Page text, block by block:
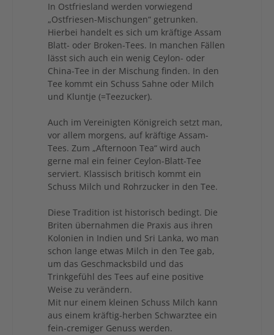
In Ostfriesland werden vorwiegend
„Ostfriesen-Mischungen“ getrunken.
Hierbei handelt es sich um kräftige Assam
Blatt- oder Broken-Tees. In manchen Fällen
lässt sich auch ein wenig Ceylon- oder
China-Tee in der Mischung finden. In den
Tee kommt ein Schuss Sahne oder Milch
und Kluntje (=Teezucker).
Auch im Vereinigten Königreich setzt man,
vor allem morgens, auf kräftige Assam-
Tees. Zum „Afternoon Tea“ wird auch
gerne mal ein feiner Ceylon-Blatt-Tee
serviert. Klassisch britisch kommt ein
Schuss Milch und Rohrzucker in den Tee.
Diese Tradition ist historisch bedingt. Die
Briten übernahmen die Praxis aus ihren
Kolonien in Indien und Sri Lanka, wo man
schon lange etwas Milch in den Tee gab,
um das Geschmacksbild und das
Trinkgefühl des Tees auf eine positive
Weise zu verändern.
Mit nur einem kleinen Schuss Milch kann
aus einem kräftig-herben Schwarztee ein
fein-cremiger Genuss werden.